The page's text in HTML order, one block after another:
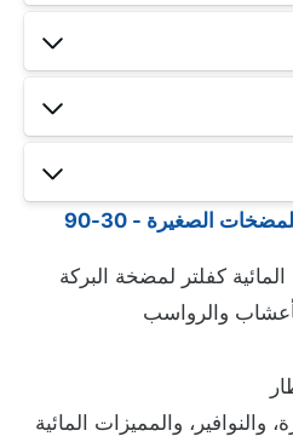
فلاتر مدخل ذاتية التنظيف للمضخات الصغيرة - 30-90
المائية كفلتر لمضخة البركة
والرواسب
والمميزات المائية